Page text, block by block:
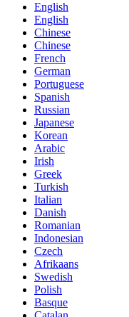
English
English
Chinese
Chinese
French
German
Portuguese
Spanish
Russian
Japanese
Korean
Arabic
Irish
Greek
Turkish
Italian
Danish
Romanian
Indonesian
Czech
Afrikaans
Swedish
Polish
Basque